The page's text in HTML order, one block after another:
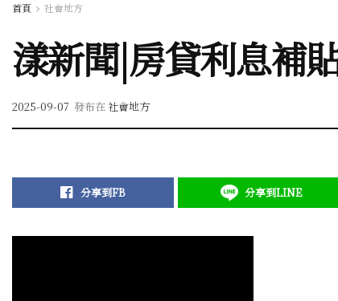
首頁 社會地方
漾新聞|房貸利息補
2025-09-07 發布在 社會地方
分享到FB 分享到LINE